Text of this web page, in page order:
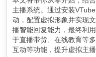
主播系统。通过安装
动，配置虚拟形象并实现
播智能回复能力，最终利
于直播带货、在线教育等
互动等功能，提升虚拟主